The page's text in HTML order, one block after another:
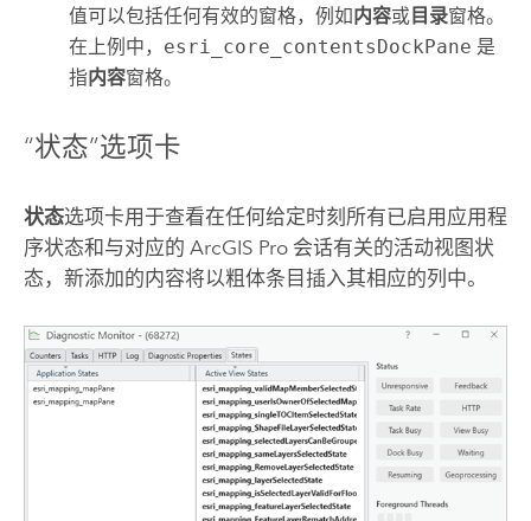
值可以包括任何有效的窗格，例如内容或 目录窗格。
在上例中， esri_core_contentsDockPane 是
指内容窗格。
“状态”选项卡
状态选项卡用于查看在任何给定时刻所有已启用应用程
序状态和与对应的 ArcGIS Pro会话有关的活动视图状
态，新添加的内容将以粗体条目插入其相应的列中。